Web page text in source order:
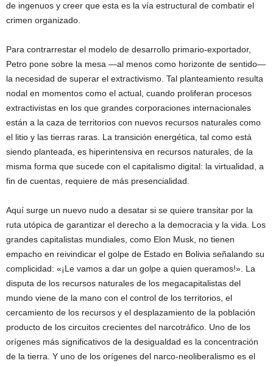
de ingenuos y creer que esta es la vía estructural de combatir el
crimen organizado.
Para contrarrestar el modelo de desarrollo primario-exportador,
Petro pone sobre la mesa —al menos como horizonte de sentido—
la necesidad de superar el extractivismo. Tal planteamiento resulta
nodal en momentos como el actual, cuando proliferan procesos
extractivistas en los que grandes corporaciones internacionales
están a la caza de territorios con nuevos recursos naturales como
el litio y las tierras raras. La transición energética, tal como está
siendo planteada, es hiperintensiva en recursos naturales, de la
misma forma que sucede con el capitalismo digital: la virtualidad, a
fin de cuentas, requiere de más presencialidad.
Aquí surge un nuevo nudo a desatar si se quiere transitar por la
ruta utópica de garantizar el derecho a la democracia y la vida. Los
grandes capitalistas mundiales, como Elon Musk, no tienen
empacho en reivindicar el golpe de Estado en Bolivia señalando su
complicidad: «¡Le vamos a dar un golpe a quien queramos!». La
disputa de los recursos naturales de los megacapitalistas del
mundo viene de la mano con el control de los territorios, el
cercamiento de los recursos y el desplazamiento de la población
producto de los circuitos crecientes del narcotráfico. Uno de los
orígenes más significativos de la desigualdad es la concentración
de la tierra. Y uno de los orígenes del narco-neoliberalismo es el